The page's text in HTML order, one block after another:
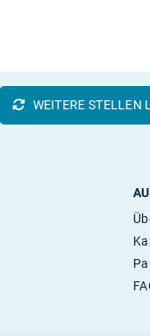
WEITERE STELLEN